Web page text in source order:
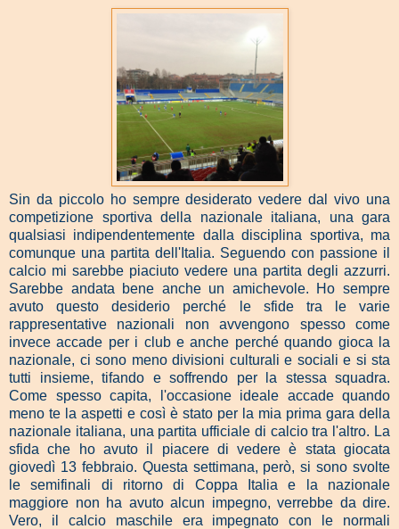
Sin da piccolo ho sempre desiderato vedere dal vivo una
competizione sportiva della nazionale italiana, una gara
qualsiasi indipendentemente dalla disciplina sportiva, ma
comunque una partita dell'Italia. Seguendo con passione il
calcio mi sarebbe piaciuto vedere una partita degli azzurri.
Sarebbe andata bene anche un amichevole. Ho sempre
avuto questo desiderio perché le sfide tra le varie
rappresentative nazionali non avvengono spesso come
invece accade per i club e anche perché quando gioca la
nazionale, ci sono meno divisioni culturali e sociali e si sta
tutti insieme, tifando e soffrendo per la stessa squadra.
Come spesso capita, l'occasione ideale accade quando
meno te la aspetti e così è stato per la mia prima gara della
nazionale italiana, una partita ufficiale di calcio tra l'altro. La
sfida che ho avuto il piacere di vedere è stata giocata
giovedì 13 febbraio. Questa settimana, però, si sono svolte
le semifinali di ritorno di Coppa Italia e la nazionale
maggiore non ha avuto alcun impegno, verrebbe da dire.
Vero, il calcio maschile era impegnato con le normali